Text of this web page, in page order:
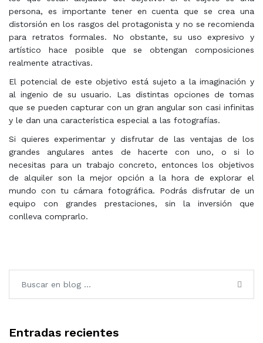
persona, es importante tener en cuenta que se crea una
distorsión en los rasgos del protagonista y no se recomienda
para retratos formales. No obstante, su uso expresivo y
artístico hace posible que se obtengan composiciones
realmente atractivas.
El potencial de este objetivo está sujeto a la imaginación y
al ingenio de su usuario. Las distintas opciones de tomas
que se pueden capturar con un gran angular son casi infinitas
y le dan una característica especial a las fotografías.
Si quieres experimentar y disfrutar de las ventajas de los
grandes angulares antes de hacerte con uno, o si lo
necesitas para un trabajo concreto, entonces los objetivos
de alquiler son la mejor opción a la hora de explorar el
mundo con tu cámara fotográfica. Podrás disfrutar de un
equipo con grandes prestaciones, sin la inversión que
conlleva comprarlo.
Entradas recientes